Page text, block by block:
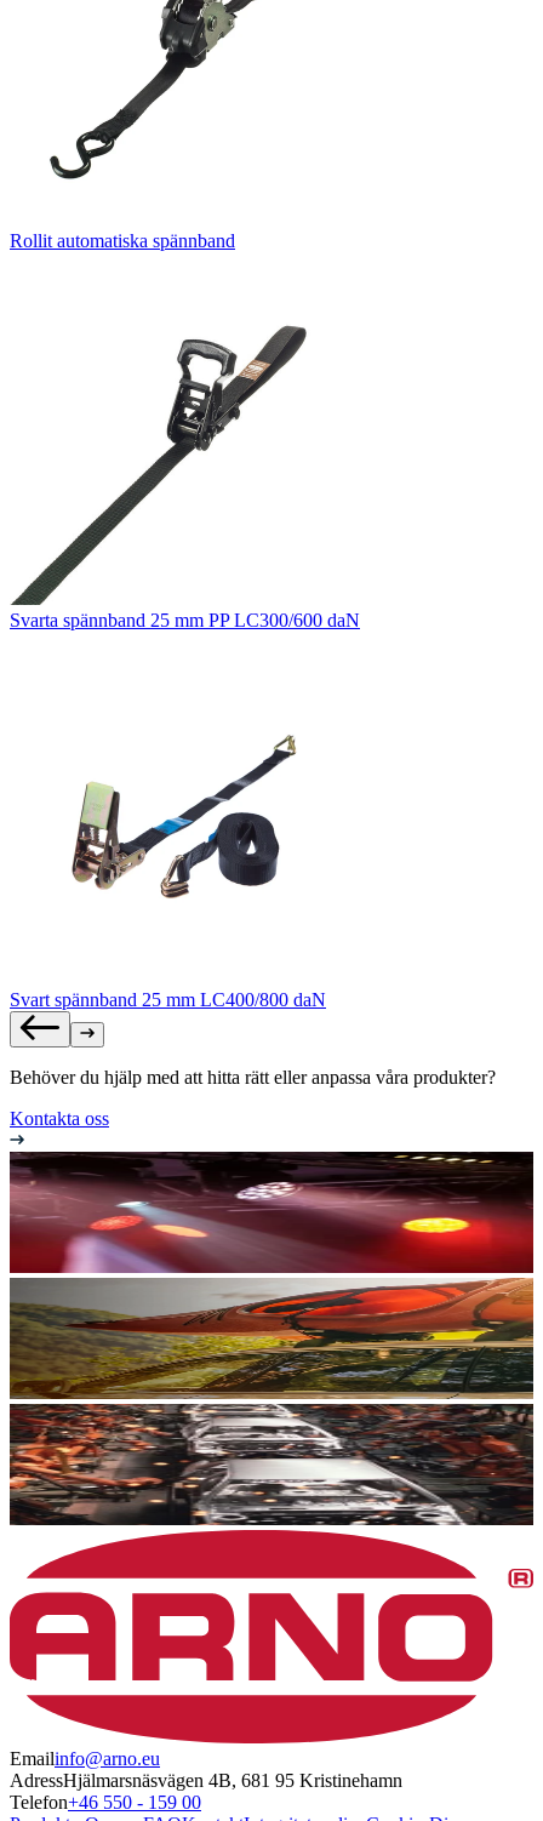
Rollit automatiska spännband
Svarta spännband 25 mm PP LC300/600 daN
Svart spännband 25 mm LC400/800 daN
Behöver du hjälp med att hitta rätt eller anpassa våra produkter?
Kontakta oss
Emailinfo@arno.eu
AdressHjälmarsnäsvägen 4B, 681 95 Kristinehamn
Telefon+46 550 - 159 00